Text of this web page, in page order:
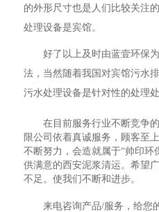
的外形尺寸也是人们比较关注
处理设备是宾馆。
好了以上及时由蓝壹环保
法，当然随着我国对宾馆污水
污水处理设备是针对性的处理
在目前服务行业不断竞争
限公司依着真诚服务，顾客至
不断努力，会造就属于“帅印环
供满意的西安泥浆清运。希望
不足。使我们不断和进步。
来电咨询产品/服务，给您